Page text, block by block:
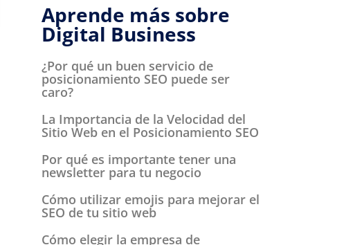
Aprende más sobre
Digital Business
¿Por qué un buen servicio de
posicionamiento SEO puede ser
caro?
La Importancia de la Velocidad del
Sitio Web en el Posicionamiento SEO
Por qué es importante tener una
newsletter para tu negocio
Cómo utilizar emojis para mejorar el
SEO de tu sitio web
Cómo elegir la empresa de